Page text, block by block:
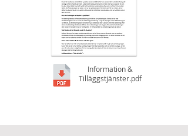
Information &
Tilläggstjänster.pdf